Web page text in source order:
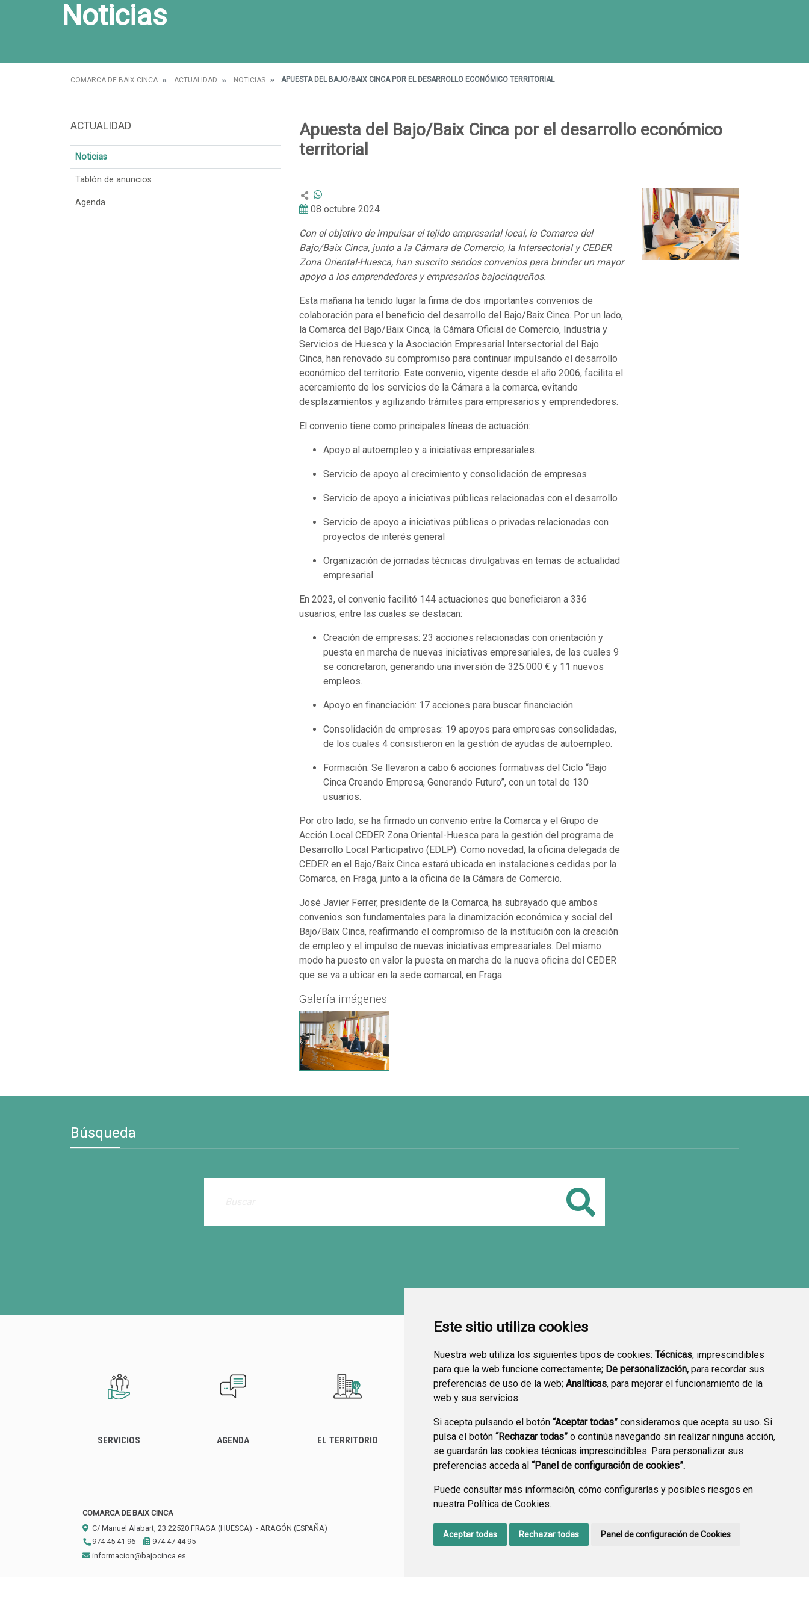
Este sitio utiliza cookies
Nuestra web utiliza los siguientes tipos de cookies: Técnicas, imprescindibles
para que la web funcione correctamente; De personalización, para recordar sus
preferencias de uso de la web; Analíticas, para mejorar el funcionamiento de la
web y sus servicios.
Si acepta pulsando el botón “Aceptar todas” consideramos que acepta su uso. Si
pulsa el botón “Rechazar todas” o continúa navegando sin realizar ninguna acción,
se guardarán las cookies técnicas imprescindibles. Para personalizar sus
preferencias acceda al “Panel de configuración de cookies”.
Puede consultar más información, cómo configurarlas y posibles riesgos en
nuestra Política de Cookies.
Aceptar todas Rechazar todas Panel de configuración de Cookies
Noticias
COMARCA DE BAIX CINCA ACTUALIDAD NOTICIAS APUESTA DEL BAJO/BAIX CINCA POR EL DESARROLLO ECONÓMICO TERRITORIAL
ACTUALIDAD
Noticias
Tablón de anuncios
Agenda
Apuesta del Bajo/Baix Cinca por el desarrollo económico
territorial
08 octubre 2024
Con el objetivo de impulsar el tejido empresarial local, la Comarca del
Bajo/Baix Cinca, junto a la Cámara de Comercio, la Intersectorial y CEDER
Zona Oriental-Huesca, han suscrito sendos convenios para brindar un mayor
apoyo a los emprendedores y empresarios bajocinqueños.
Esta mañana ha tenido lugar la firma de dos importantes convenios de
colaboración para el beneficio del desarrollo del Bajo/Baix Cinca. Por un lado,
la Comarca del Bajo/Baix Cinca, la Cámara Oficial de Comercio, Industria y
Servicios de Huesca y la Asociación Empresarial Intersectorial del Bajo
Cinca, han renovado su compromiso para continuar impulsando el desarrollo
económico del territorio. Este convenio, vigente desde el año 2006, facilita el
acercamiento de los servicios de la Cámara a la comarca, evitando
desplazamientos y agilizando trámites para empresarios y emprendedores.
El convenio tiene como principales líneas de actuación:
Apoyo al autoempleo y a iniciativas empresariales.
Servicio de apoyo al crecimiento y consolidación de empresas
Servicio de apoyo a iniciativas públicas relacionadas con el desarrollo
Servicio de apoyo a iniciativas públicas o privadas relacionadas con
proyectos de interés general
Organización de jornadas técnicas divulgativas en temas de actualidad
empresarial
En 2023, el convenio facilitó 144 actuaciones que beneficiaron a 336
usuarios, entre las cuales se destacan:
Creación de empresas: 23 acciones relacionadas con orientación y
puesta en marcha de nuevas iniciativas empresariales, de las cuales 9
se concretaron, generando una inversión de 325.000 € y 11 nuevos
empleos.
Apoyo en financiación: 17 acciones para buscar financiación.
Consolidación de empresas: 19 apoyos para empresas consolidadas,
de los cuales 4 consistieron en la gestión de ayudas de autoempleo.
Formación: Se llevaron a cabo 6 acciones formativas del Ciclo “Bajo
Cinca Creando Empresa, Generando Futuro”, con un total de 130
usuarios.
Por otro lado, se ha firmado un convenio entre la Comarca y el Grupo de
Acción Local CEDER Zona Oriental-Huesca para la gestión del programa de
Desarrollo Local Participativo (EDLP). Como novedad, la oficina delegada de
CEDER en el Bajo/Baix Cinca estará ubicada en instalaciones cedidas por la
Comarca, en Fraga, junto a la oficina de la Cámara de Comercio.
José Javier Ferrer, presidente de la Comarca, ha subrayado que ambos
convenios son fundamentales para la dinamización económica y social del
Bajo/Baix Cinca, reafirmando el compromiso de la institución con la creación
de empleo y el impulso de nuevas iniciativas empresariales. Del mismo
modo ha puesto en valor la puesta en marcha de la nueva oficina del CEDER
que se va a ubicar en la sede comarcal, en Fraga.
Galería imágenes
Búsqueda
Buscar
SERVICIOS AGENDA EL TERRITORIO SEDE ELECTRÓNICA
COMARCA DE BAIX CINCA
C/ Manuel Alabart, 23 22520 FRAGA (HUESCA) - ARAGÓN (ESPAÑA)
974 45 41 96
974 47 44 95
informacion@bajocinca.es